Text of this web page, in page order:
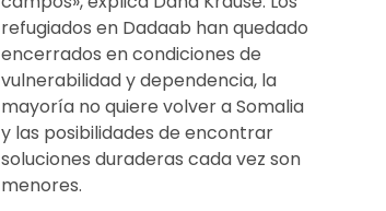
refugiados en Dadaab han quedado
encerrados en condiciones de
vulnerabilidad y dependencia, la
mayoría no quiere volver a Somalia
y las posibilidades de encontrar
soluciones duraderas cada vez son
menores.